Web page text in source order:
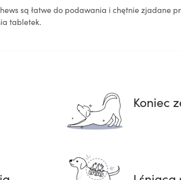
są łatwe do podawania i chętnie zjadane
tabletek.
Koniec